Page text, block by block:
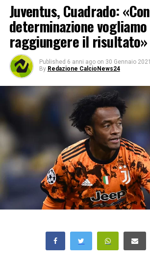
Juventus, Cuadrado: «Con
determinazione vogliamo
raggiungere il risultato»
Published 6 anni ago on 30 Gennaio 2021
By Redazione CalcioNews24